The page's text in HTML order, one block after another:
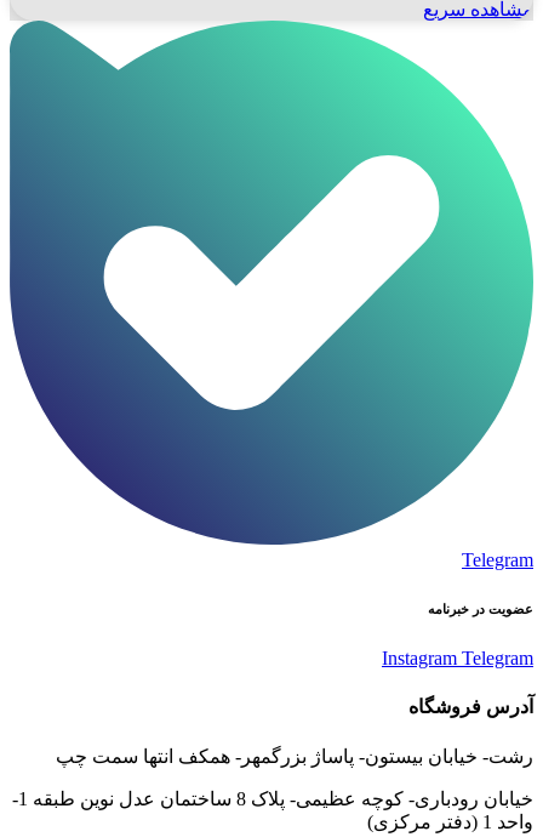
مشاهده سریع
Telegram
عضویت در خبرنامه
Instagram Telegram
آدرس فروشگاه
رشت- خیابان بیستون- پاساژ بزرگمهر- همکف انتها سمت چپ
خیابان رودباری- کوچه عظیمی- پلاک 8 ساختمان عدل نوین طبقه 1-
واحد 1 (دفتر مرکزی)